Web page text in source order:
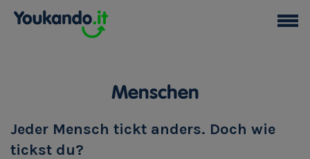
Menschen
Jeder Mensch tickt anders. Doch wie
tickst du?